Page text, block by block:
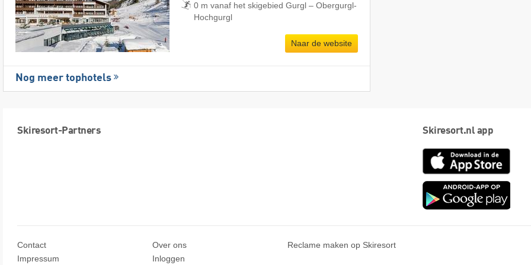
0 m vanaf het skigebied Gurgl – Obergurgl-
Hochgurgl
Naar de website
Nog meer tophotels
Skiresort-Partners Skiresort.nl app
App
Contact
Impressum
Over ons
Inloggen
Reclame maken op Skiresort